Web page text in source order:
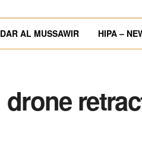
HIPA –
DAR AL MUSSAWIR
drone